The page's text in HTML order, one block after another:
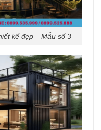
kế đẹp – Mẫu số 3